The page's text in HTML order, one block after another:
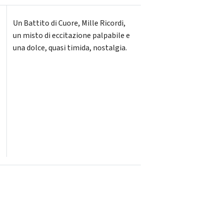
Un Battito di Cuore, Mille Ricordi,
un misto di eccitazione palpabile e
una dolce, quasi timida, nostalgia.